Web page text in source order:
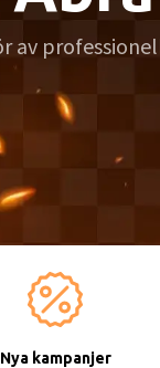
Nya kampanjer